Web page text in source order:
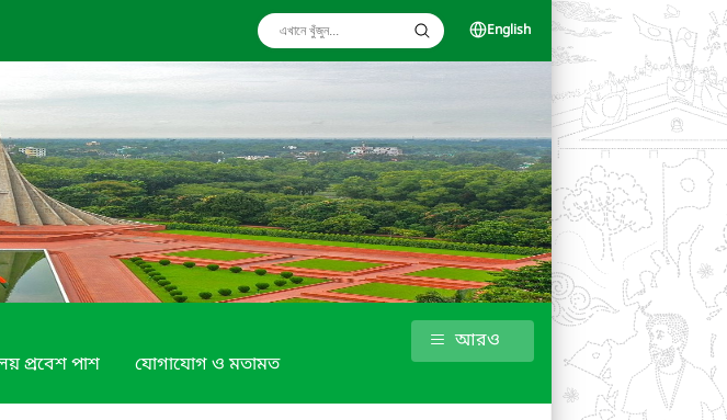
English
প্রবেশ পাশ যোগাযোগ ও মতামত
আরও